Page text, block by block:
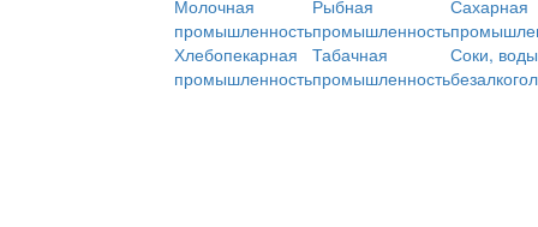
Молочная
промышленность
Рыбная
промышленность
Сахарная
Хлебопекарная
промышленность
Табачная
промышленность
Соки,